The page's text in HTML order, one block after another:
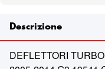
Descrizione
DEFLETTORI